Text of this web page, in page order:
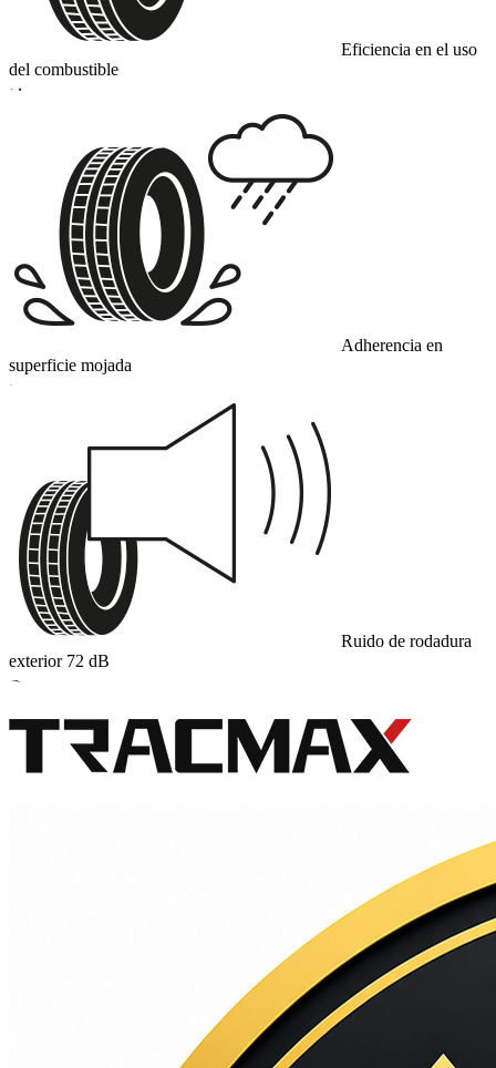
Eficiencia en el uso
del combustible
D
Adherencia en
superficie mojada
C
Ruido de rodadura
exterior 72 dB
B